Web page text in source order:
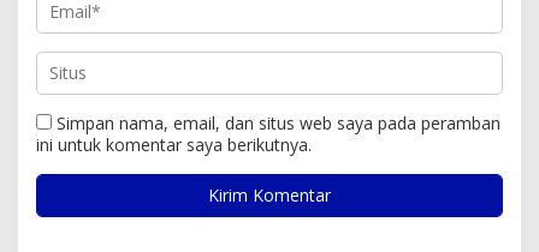
Simpan nama, email, dan situs web saya pada peramban
ini untuk komentar saya berikutnya.